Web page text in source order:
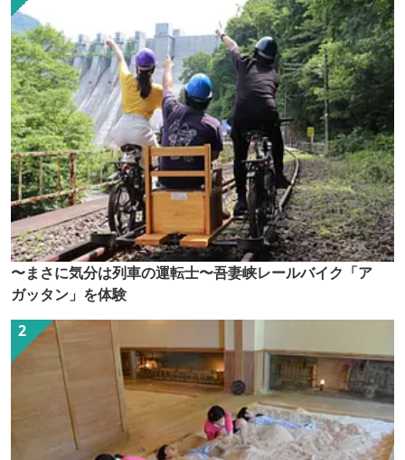
〜まさに気分は列車の運転士〜吾妻峡レールバイク「ア
ガッタン」を体験